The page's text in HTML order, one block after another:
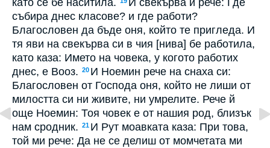
като се бе наситила.
И свекърва й рече: Где
събира днес класове? и где работи?
Благословен да бъде оня, който те пригледа. И
тя яви на свекърва си в чия [нива] бе работила,
като каза: Името на човека, у когото работих
днес, е Вооз. 20 И Ноемин рече на снаха си:
Благословен от Господа оня, който не лиши от
милостта си ни живите, ни умрелите. Рече й
още Ноемин: Тоя човек е от нашия род, близък
нам сродник. 21 И Рут моавката каза: При това,
той ми рече: Да не се делиш от момчетата ми